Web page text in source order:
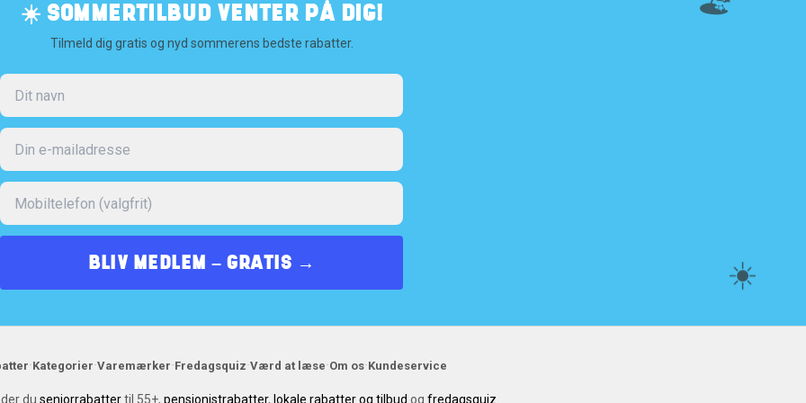
☀️
☀️ SOMMERTILBUD VENTER PÅ DIG!
Tilmeld dig gratis og nyd sommerens bedste rabatter.
BLIV MEDLEM – GRATIS →
·Kategorier·Varemærker·Fredagsquiz·Værd at læse·Om os·Kundeservice
du seniorrabattertil 55+, pensionistrabatter, lokale rabatter og tilbud og fredagsquiz